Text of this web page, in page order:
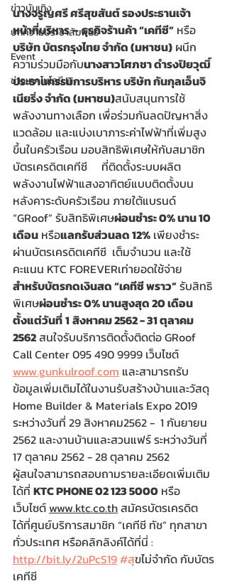
ข่าวบันเทิง
บทความประชาสัมพันธ์
Event
ข่าวเทคโนโลยี IT
นางจรูญศรี ศรีสุขสันต์ รองประธานเจ้า
หน้าที่บริหาร–ธุรกิจร้านค้า “เคทีซี” หรือ
บริษัท บัตรกรุงไทย จำกัด (มหาชน) ผนึก
ความร่วมมือกับนางสาวโศภชา ดำรงปิยวุฒิ์
ประธานกรรมการบริหาร บริษัท กันกุลเอ็นจิ
เนียริ่ง จำกัด (มหาชน)สนับสนุนการใช้
พลังงานทางเลือก เพื่อร่วมกันลดปัญหาสิ่ง
แวดล้อม และแบ่งเบาภาระค่าไฟฟ้าที่เพิ่มสูง
ขึ้นในครัวเรือน มอบสิทธิพิเศษให้กับสมาชิก
บัตรเครดิตเคทีซี     ที่ติดตั้งระบบผลิต
พลังงานไฟฟ้าแสงอาทิตย์แบบติดตั้งบน
หลังคาระดับครัวเรือน ภายใต้แบรนด์
“GRoof” รับสิทธิพิเศษผ่อนชำระ 0% นาน 10
เดือน หรือแลกรับส่วนลด 12% เพียงชำระ
ผ่านบัตรเครดิตเคทีซี  เต็มจำนวน และใช้
คะแนน KTC FOREVERเท่ายอดใช้จ่าย
สำหรับบัตรกดเงินสด “เคทีซี พราว” รับสิทธิ
พิเศษผ่อนชำระ 0% นานสูงสุด 20 เดือน
ตั้งแต่วันที่1สิงหาคม 2562 - 31 ตุลาคม
2562 สนใจรับบริการติดตั้งติดต่อ GRoof
Call Center 095 490 9999 เว็บไซต์
www.gunkulroof.com และสามารถรับ
ข้อมูลเพิ่มเติมได้ในงานรับสร้างบ้านและวัสดุ
Home Builder & Materials Expo 2019
ระหว่างวันที่ 29 สิงหาคม2562 -  1 กันยายน
2562 และงานบ้านและสวนแฟร์ ระหว่างวันที่
17 ตุลาคม 2562 - 28 ตุลาคม 2562
ผู้สนใจสามารถสอบถามรายละเอียดเพิ่มเติม
ได้ที่ KTC PHONE 02 123 5000 หรือ
เว็บไซต์ www.ktc.co.th สมัครบัตรเครดิต
ได้ที่ศูนย์บริการสมาชิก “เคทีซี ทัช” ทุกสาขา
ทั่วประเทศ หรือคลิกลิงค์ได้ที่นี่ :
http://bit.ly/2uPcS19#สุขไม่จำกัด กับบัตร
เคทีซี